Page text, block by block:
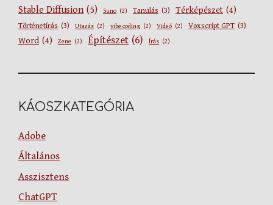
Stable Diffusion (5) Suno (2) Tanulás (3) Térképészet (4)
Történetírás (3) Utazás (2) vibe coding (2) Videó (2) Voxscript GPT (3)
Word (4) Zene (2) Építészet (6) Írás (2)
KÁOSZKATEGÓRIA
Adobe
Általános
Asszisztens
ChatGPT